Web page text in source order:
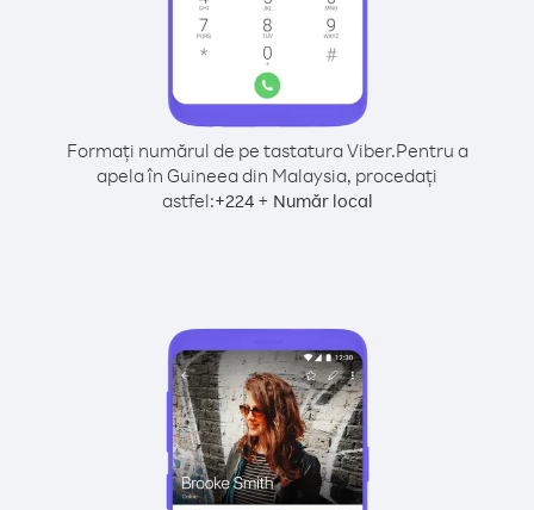
Formați numărul de pe tastatura Viber.Pentru a
apela în Guineea din Malaysia, procedați
astfel:+224+ Număr local